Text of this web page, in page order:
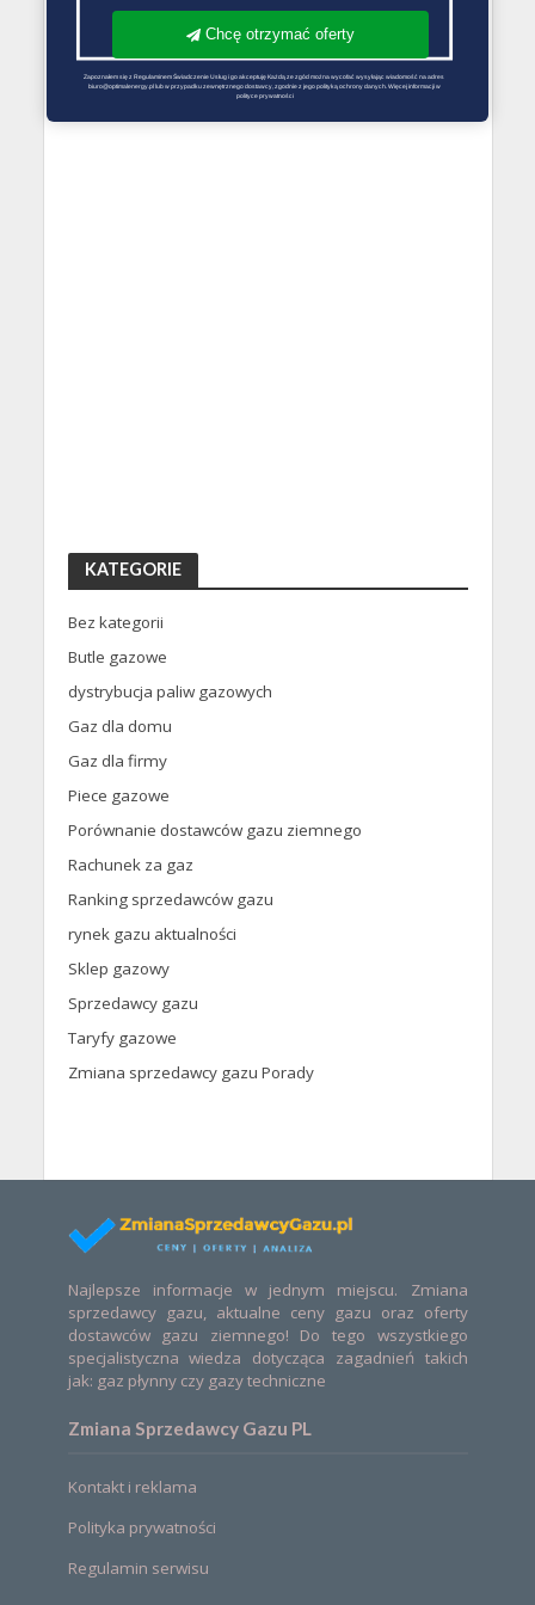
KATEGORIE
Bez kategorii
Butle gazowe
dystrybucja paliw gazowych
Gaz dla domu
Gaz dla firmy
Piece gazowe
Porównanie dostawców gazu ziemnego
Rachunek za gaz
Ranking sprzedawców gazu
rynek gazu aktualności
Sklep gazowy
Sprzedawcy gazu
Taryfy gazowe
Zmiana sprzedawcy gazu Porady
Najlepsze informacje w jednym miejscu. Zmiana
sprzedawcy gazu, aktualne ceny gazu oraz oferty
dostawców gazu ziemnego! Do tego wszystkiego
specjalistyczna wiedza dotycząca zagadnień takich
jak: gaz płynny czy gazy techniczne
Zmiana Sprzedawcy Gazu PL
Kontakt i reklama
Polityka prywatności
Regulamin serwisu
Chcę otrzymać oferty
Zapoznałem się z Regulaminem Świadczenie Usług i go akceptuję Każdą ze zgód można wycofać wysyłając wiadomość na adres
biuro@optimalenergy.pl lub w przypadku zewnętrznego dostawcy, zgodnie z jego polityką ochrony danych. Więcej informacji w
polityce prywatności